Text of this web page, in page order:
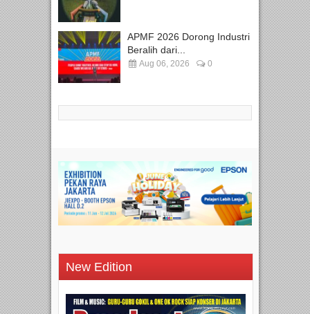
APMF 2026 Dorong Industri
Beralih dari...
Aug 06, 2026 0
New Edition